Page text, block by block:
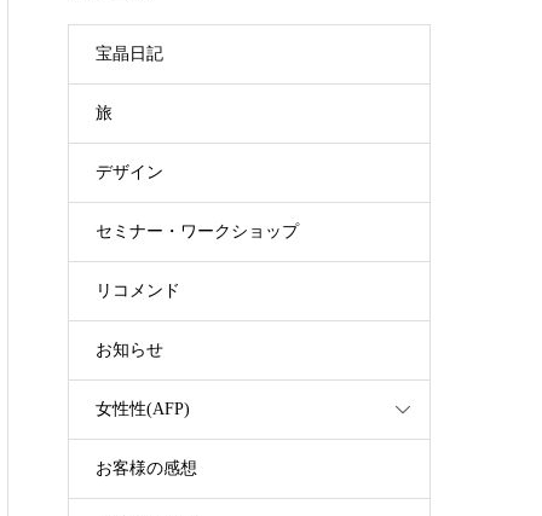
宝晶日記
旅
デザイン
セミナー・ワークショップ
リコメンド
お知らせ
女性性(AFP)
お客様の感想